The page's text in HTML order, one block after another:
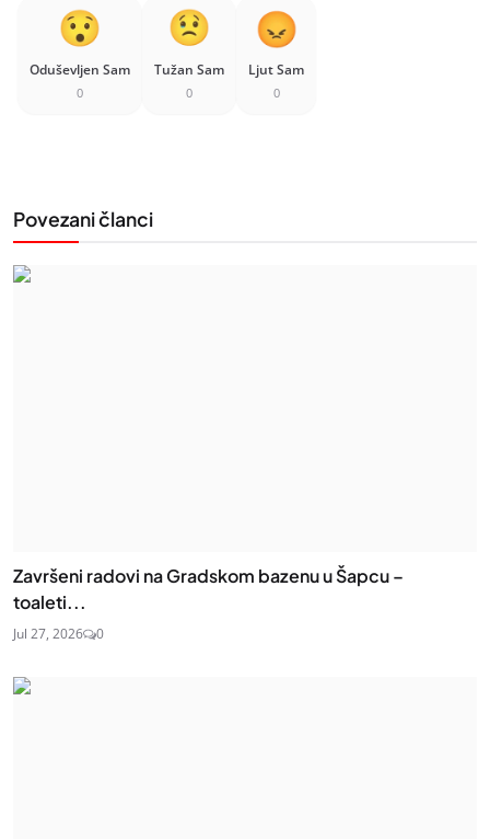
Oduševljen Sam
0
Tužan Sam
0
Ljut Sam
0
Povezani članci
Završeni radovi na Gradskom bazenu u Šapcu –
toaleti...
Jul 27, 2026 0